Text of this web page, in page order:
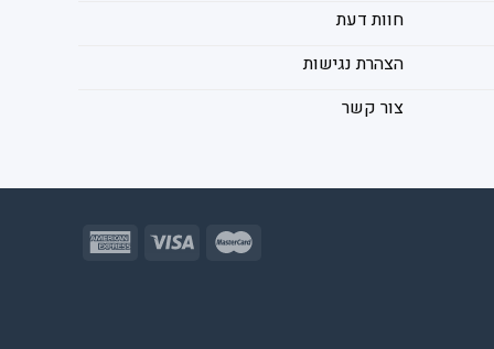
חוות דעת
הצהרת נגישות
צור קשר